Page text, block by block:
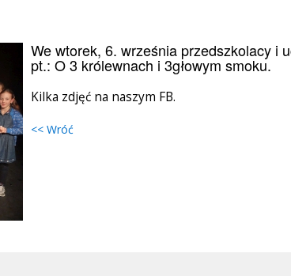
We wtorek, 6. września przedszkolacy i
pt.: O 3 królewnach i 3głowym smoku.
Kilka zdjęć na naszym FB.
<< Wróć